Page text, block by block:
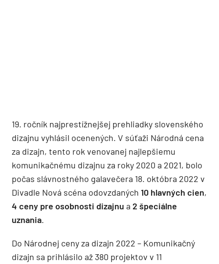
19. ročník najprestížnejšej prehliadky slovenského
dizajnu vyhlásil ocenených. V súťaži Národná cena
za dizajn, tento rok venovanej najlepšiemu
komunikačnému dizajnu za roky 2020 a 2021, bolo
počas slávnostného galavečera 18. októbra 2022 v
Divadle Nová scéna odovzdaných 10 hlavných cien,
4 ceny pre osobnosti dizajnu a 2 špeciálne
uznania.
Do Národnej ceny za dizajn 2022 – Komunikačný
dizajn sa prihlásilo až 380 projektov v 11